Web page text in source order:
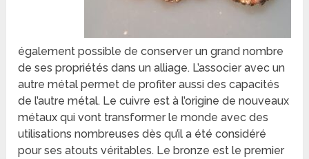
également possible de conserver un grand nombre
de ses propriétés dans un alliage. L’associer avec un
autre métal permet de profiter aussi des capacités
de l’autre métal. Le cuivre est à l’origine de nouveaux
métaux qui vont transformer le monde avec des
utilisations nombreuses dès qu’il a été considéré
pour ses atouts véritables. Le bronze est le premier